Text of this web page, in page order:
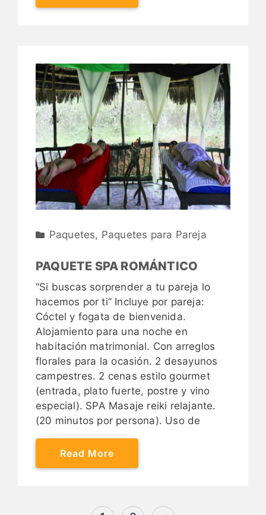
Paquetes, Paquetes para Pareja
PAQUETE SPA ROMÁNTICO
“Si buscas sorprender a tu pareja lo
hacemos por ti” Incluye por pareja:
Cóctel y fogata de bienvenida.
Alojamiento para una noche en
habitación matrimonial. Con arreglos
florales para la ocasión. 2 desayunos
campestres. 2 cenas estilo gourmet
(entrada, plato fuerte, postre y vino
especial). SPA Masaje reiki relajante.
(20 minutos por persona). Uso de
Read More